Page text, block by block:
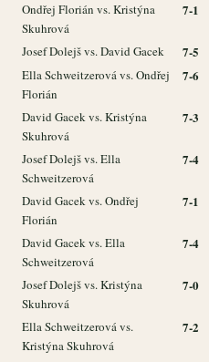
Ondřej Florián vs. Kristýna
Skuhrová
7-1
Josef Dolejš vs. David Gacek 7-5
Ella Schweitzerová vs. Ondřej
Florián
7-6
David Gacek vs. Kristýna
Skuhrová
7-3
Josef Dolejš vs. Ella
Schweitzerová
7-4
David Gacek vs. Ondřej
Florián
7-1
David Gacek vs. Ella
Schweitzerová
7-4
Josef Dolejš vs. Kristýna
Skuhrová
7-0
Ella Schweitzerová vs.
Kristýna Skuhrová
7-2